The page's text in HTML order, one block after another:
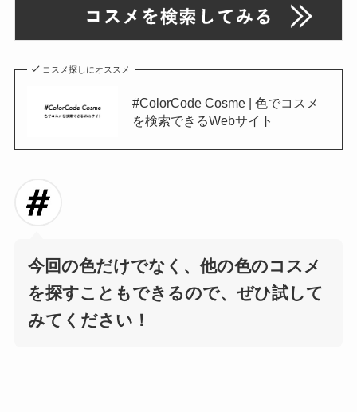
コスメ探しにオススメ
#ColorCode Cosme | 色でコスメ
を検索できるWebサイト
今回の色だけでなく、他の色のコスメ
を探すこともできるので、ぜひ試して
みてください！